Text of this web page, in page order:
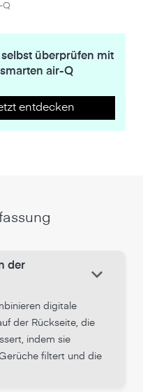
Q
überprüfen mit
air-Q
entdecken
der
keyboard_arrow_down
digitale
der Rückseite, die
indem sie
filtert und die